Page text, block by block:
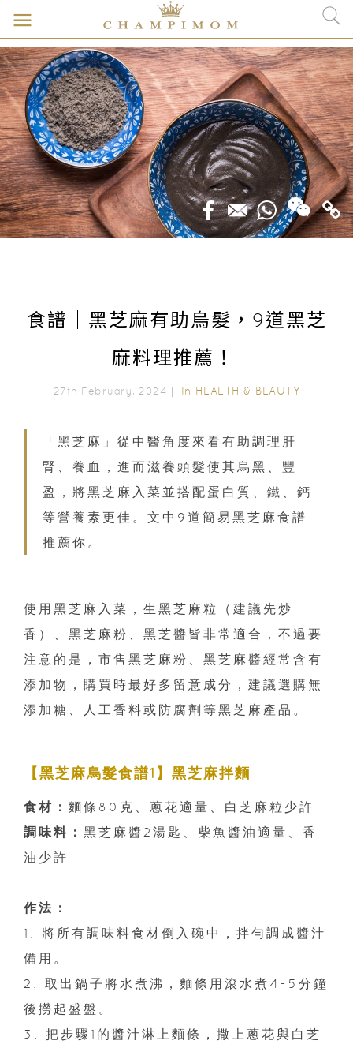
食譜｜黑芝麻有助烏髮，9道黑芝
麻料理推薦！
27th February, 2024｜ In HEALTH & BEAUTY
「黑芝麻」從中醫角度來看有助調理肝
腎、養血，進而滋養頭髮使其烏黑、豐
盈，將黑芝麻入菜並搭配蛋白質、鐵、鈣
等營養素更佳。文中9道簡易黑芝麻食譜
推薦你。
使用黑芝麻入菜，生黑芝麻粒（建議先炒
香）、黑芝麻粉、黑芝醬皆非常適合，不過要
注意的是，市售黑芝麻粉、黑芝麻醬經常含有
添加物，購買時最好多留意成分，建議選購無
添加糖、人工香料或防腐劑等黑芝麻產品。
【黑芝麻烏髮食譜1】黑芝麻拌麵
食材： 麵條80克、蔥花適量、白芝麻粒少許
調味料： 黑芝麻醬2湯匙、柴魚醬油適量、香
油少許
作法：
1. 將所有調味料食材倒入碗中，拌勻調成醬汁
備用。
2. 取出鍋子將水煮沸，麵條用滾水煮4-5分鐘
後撈起盛盤。
3. 把步驟1的醬汁淋上麵條，撒上蔥花與白芝